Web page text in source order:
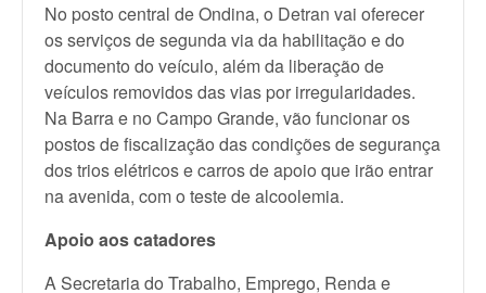
No posto central de Ondina, o Detran vai oferecer
os serviços de segunda via da habilitação e do
documento do veículo, além da liberação de
veículos removidos das vias por irregularidades.
Na Barra e no Campo Grande, vão funcionar os
postos de fiscalização das condições de segurança
dos trios elétricos e carros de apoio que irão entrar
na avenida, com o teste de alcoolemia.
Apoio aos catadores
A Secretaria do Trabalho, Emprego, Renda e